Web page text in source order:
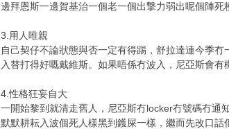
邊拜恩斯一邊賀基治一個老一個出撃力弱出呢個陣死
3.用人唯親
自己契仔不論狀態與否一定有得踢，舒拉達連今季
入替打得好嘅戴維斯。如果唔係冇波入，尼亞斯會有
4.性格狂妄自大
一開始黎到就清走舊人，尼亞斯冇locker冇號碼冇通
默默耕耘入波個死人樣黑到鑊屎一樣，繼而先改口話